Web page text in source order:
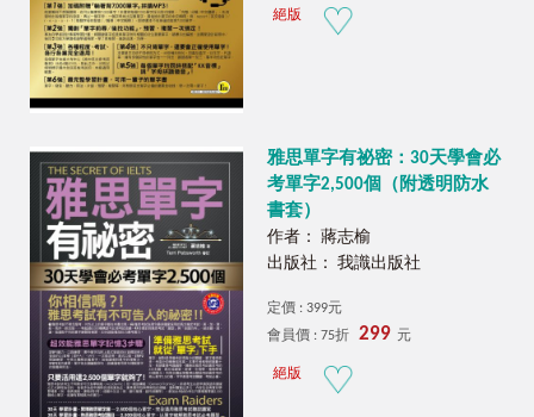
絕版
雅思單字有祕密：30天學會必
考單字2,500個（附透明防水
書套）
作者： 蔣志榆
出版社： 我識出版社
定價 : 399元
會員價 : 75折
299 元
絕版